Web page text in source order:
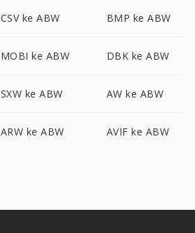
CSV ke ABW BMP ke ABW
MOBI ke ABW DBK ke ABW
SXW ke ABW AW ke ABW
ARW ke ABW AVIF ke ABW